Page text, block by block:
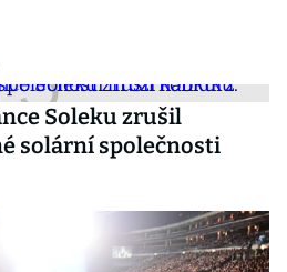
Soleku zrušil
solární společnosti